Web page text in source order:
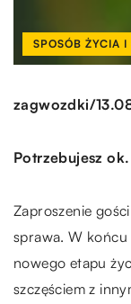
SPOSÓB ŻYCIA I
zagwozdki/
Potrzebujesz
Zaproszenie
sprawa. W końcu
nowego etapu
szczęściem z